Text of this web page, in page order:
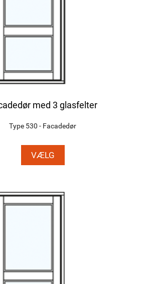
med 3 glasfelter
Type 530 - Facadedør
VÆLG